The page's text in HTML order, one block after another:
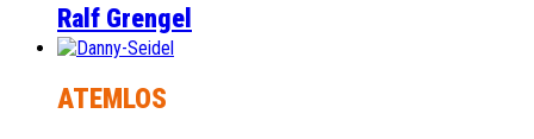
Ralf Grengel
ATEMLOS